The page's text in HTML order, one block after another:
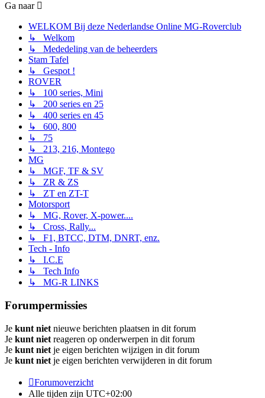
Ga naar
WELKOM Bij deze Nederlandse Online MG-Roverclub
↳ Welkom
↳ Mededeling van de beheerders
Stam Tafel
↳ Gespot !
ROVER
↳ 100 series, Mini
↳ 200 series en 25
↳ 400 series en 45
↳ 600, 800
↳ 75
↳ 213, 216, Montego
MG
↳ MGF, TF & SV
↳ ZR & ZS
↳ ZT en ZT-T
Motorsport
↳ MG, Rover, X-power....
↳ Cross, Rally...
↳ F1, BTCC, DTM, DNRT, enz.
Tech - Info
↳ I.C.E
↳ Tech Info
↳ MG-R LINKS
Forumpermissies
Je kunt niet nieuwe berichten plaatsen in dit forum
Je kunt niet reageren op onderwerpen in dit forum
Je kunt niet je eigen berichten wijzigen in dit forum
Je kunt niet je eigen berichten verwijderen in dit forum
Forumoverzicht
Alle tijden zijn UTC+02:00